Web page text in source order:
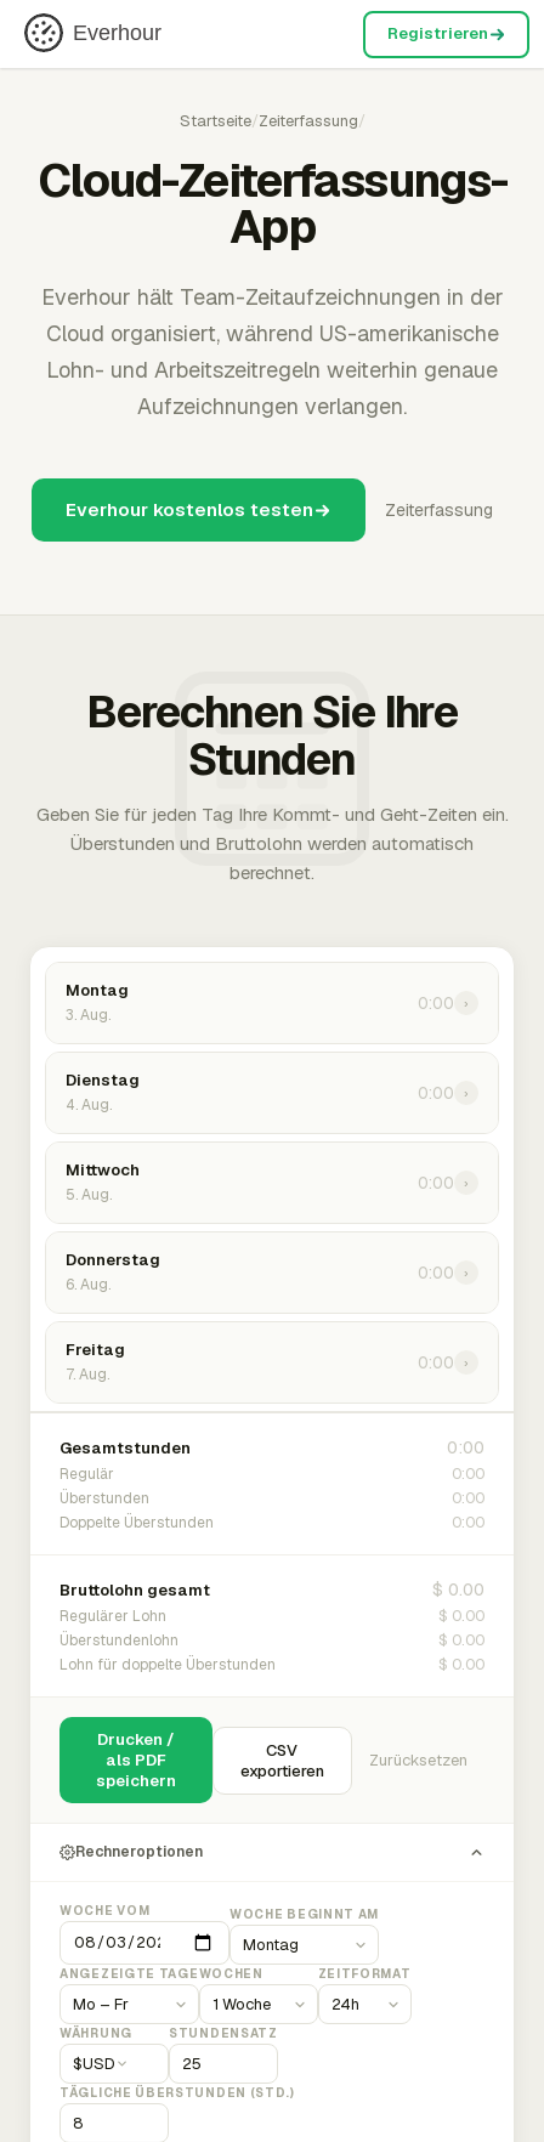
Everhour Registrieren
Startseite/Zeiterfassung/
Cloud-Zeiterfassungs-
App
Everhour hält Team-Zeitaufzeichnungen in der
Cloud organisiert, während US-amerikanische
Lohn- und Arbeitszeitregeln weiterhin genaue
Aufzeichnungen verlangen.
Everhour kostenlos testen Zeiterfassung
Berechnen Sie Ihre
Stunden
Geben Sie für jeden Tag Ihre Kommt- und Geht-Zeiten ein.
Überstunden und Bruttolohn werden automatisch
berechnet.
Montag
3. Aug.
0:00 ›
Dienstag
4. Aug.
0:00 ›
Mittwoch
5. Aug.
0:00 ›
Donnerstag
6. Aug.
0:00 ›
Freitag
7. Aug.
0:00 ›
Gesamtstunden 0:00
Regulär 0:00
Überstunden 0:00
Doppelte Überstunden 0:00
Bruttolohn gesamt $ 0.00
Regulärer Lohn $ 0.00
Überstundenlohn $ 0.00
Lohn für doppelte Überstunden $ 0.00
Drucken /
als PDF
speichern
CSV
exportieren
Zurücksetzen
Rechneroptionen
WOCHE VOM WOCHE BEGINNT AM
ANGEZEIGTE TAGEWOCHEN ZEITFORMAT
WÄHRUNG
$USD
STUNDENSATZ
TÄGLICHE ÜBERSTUNDEN (STD.)